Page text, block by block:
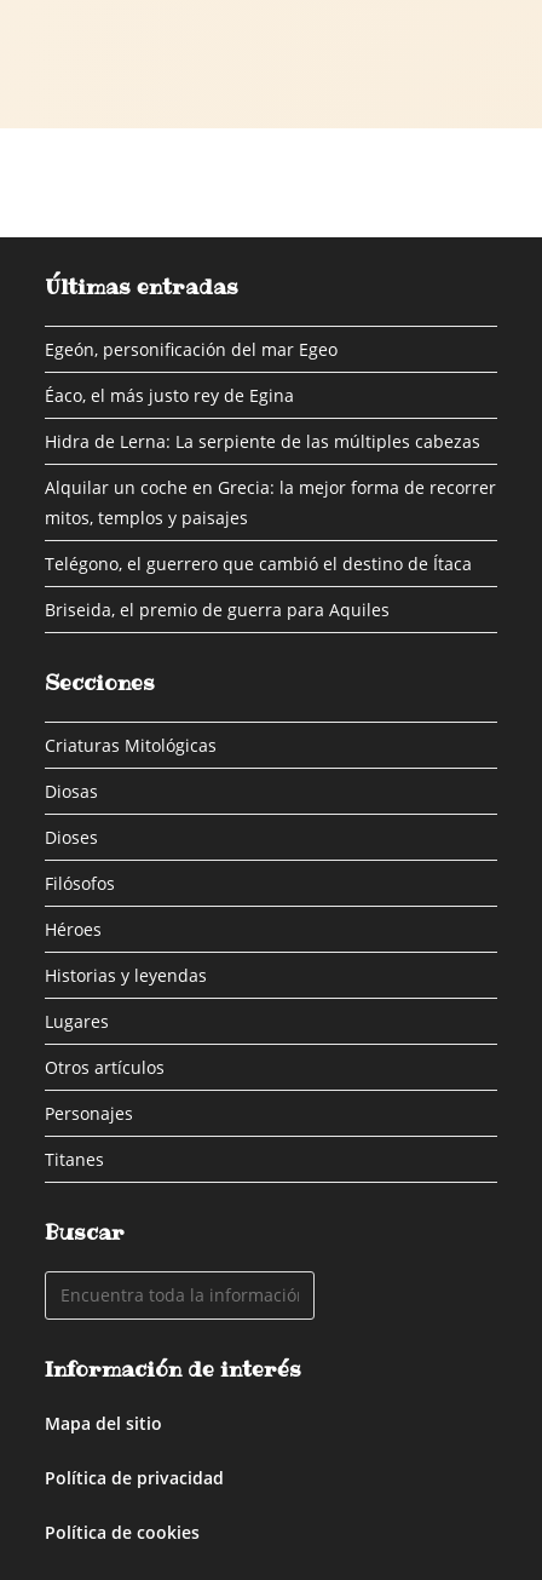
Últimas entradas
Egeón, personificación del mar Egeo
Éaco, el más justo rey de Egina
Hidra de Lerna: La serpiente de las múltiples cabezas
Alquilar un coche en Grecia: la mejor forma de recorrer
mitos, templos y paisajes
Telégono, el guerrero que cambió el destino de Ítaca
Briseida, el premio de guerra para Aquiles
Secciones
Criaturas Mitológicas
Diosas
Dioses
Filósofos
Héroes
Historias y leyendas
Lugares
Otros artículos
Personajes
Titanes
Buscar
Información de interés
Mapa del sitio
Política de privacidad
Política de cookies